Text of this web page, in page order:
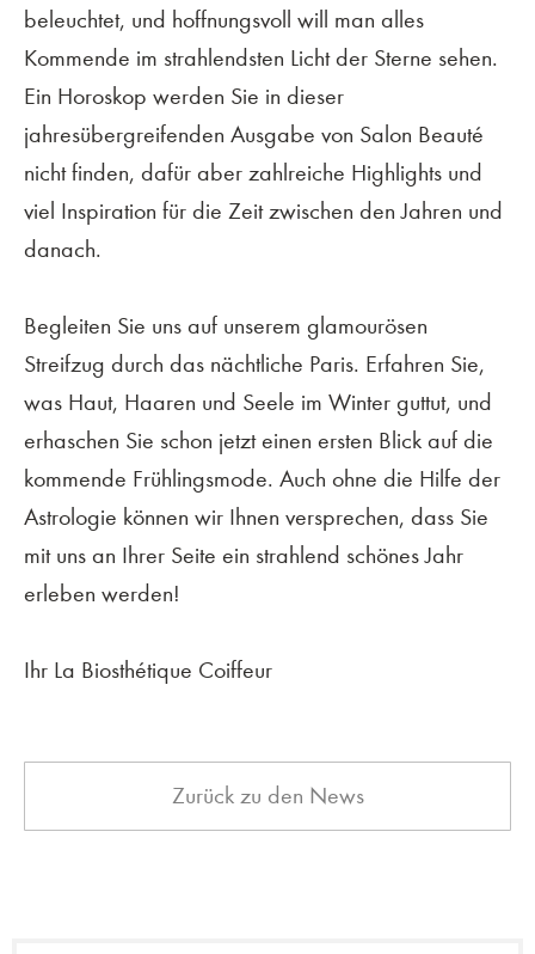
beleuchtet, und hoffnungsvoll will man alles
Kommende im strahlendsten Licht der Sterne sehen.
Ein Horoskop werden Sie in dieser
jahresübergreifenden Ausgabe von Salon Beauté
nicht finden, dafür aber zahlreiche Highlights und
viel Inspiration für die Zeit zwischen den Jahren und
danach.
Begleiten Sie uns auf unserem glamourösen
Streifzug durch das nächtliche Paris. Erfahren Sie,
was Haut, Haaren und Seele im Winter guttut, und
erhaschen Sie schon jetzt einen ersten Blick auf die
kommende Frühlingsmode. Auch ohne die Hilfe der
Astrologie können wir Ihnen versprechen, dass Sie
mit uns an Ihrer Seite ein strahlend schönes Jahr
erleben werden!
Ihr La Biosthétique Coiffeur
Zurück zu den News